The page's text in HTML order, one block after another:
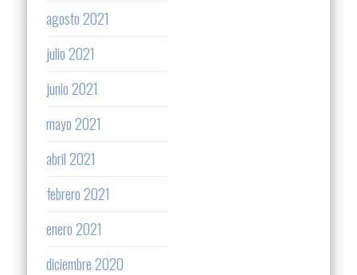
agosto 2021
julio 2021
junio 2021
mayo 2021
abril 2021
febrero 2021
enero 2021
diciembre 2020